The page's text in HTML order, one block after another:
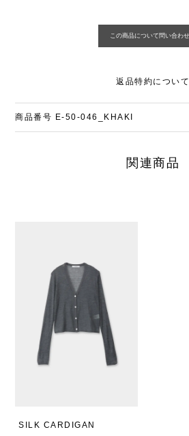
返品特約について
商品番号 E-50-046_KHAKI
関連商品
SILK CARDIGAN